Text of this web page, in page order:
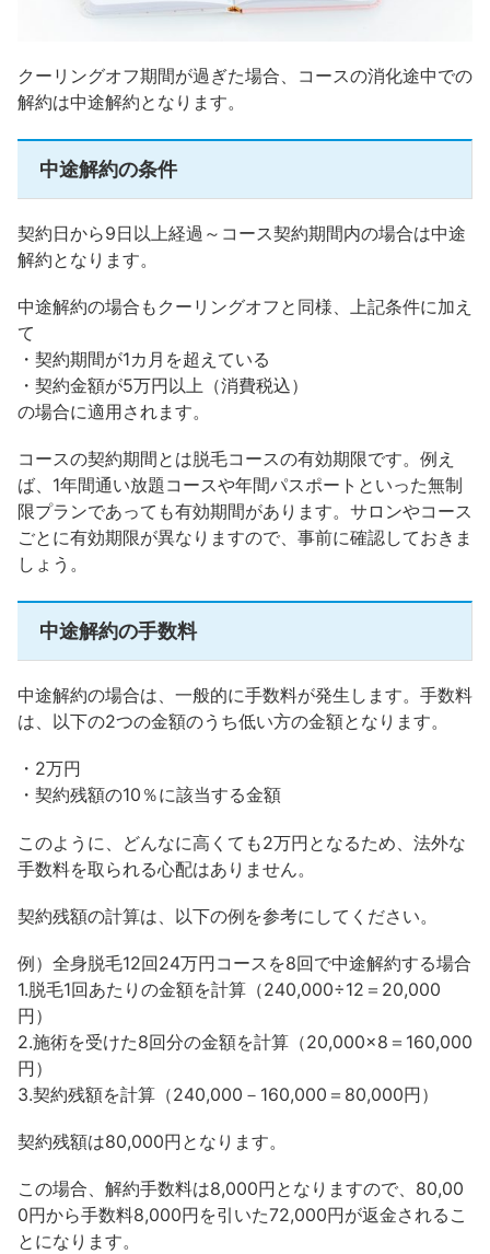
クーリングオフ期間が過ぎた場合、コースの消化途中での
解約は中途解約となります。
中途解約の条件
契約日から9日以上経過～コース契約期間内の場合は中途
解約となります。
中途解約の場合もクーリングオフと同様、上記条件に加え
て
・契約期間が1カ月を超えている
・契約金額が5万円以上（消費税込）
の場合に適用されます。
コースの契約期間とは脱毛コースの有効期限です。例え
ば、1年間通い放題コースや年間パスポートといった無制
限プランであっても有効期間があります。サロンやコース
ごとに有効期限が異なりますので、事前に確認しておきま
しょう。
中途解約の手数料
中途解約の場合は、一般的に手数料が発生します。手数料
は、以下の2つの金額のうち低い方の金額となります。
・2万円
・契約残額の10％に該当する金額
このように、どんなに高くても2万円となるため、法外な
手数料を取られる心配はありません。
契約残額の計算は、以下の例を参考にしてください。
例）全身脱毛12回24万円コースを8回で中途解約する場合
1.脱毛1回あたりの金額を計算（240,000÷12＝20,000
円）
2.施術を受けた8回分の金額を計算（20,000×8＝160,000
円）
3.契約残額を計算（240,000－160,000＝80,000円）
契約残額は80,000円となります。
この場合、解約手数料は8,000円となりますので、80,00
0円から手数料8,000円を引いた72,000円が返金されるこ
とになります。